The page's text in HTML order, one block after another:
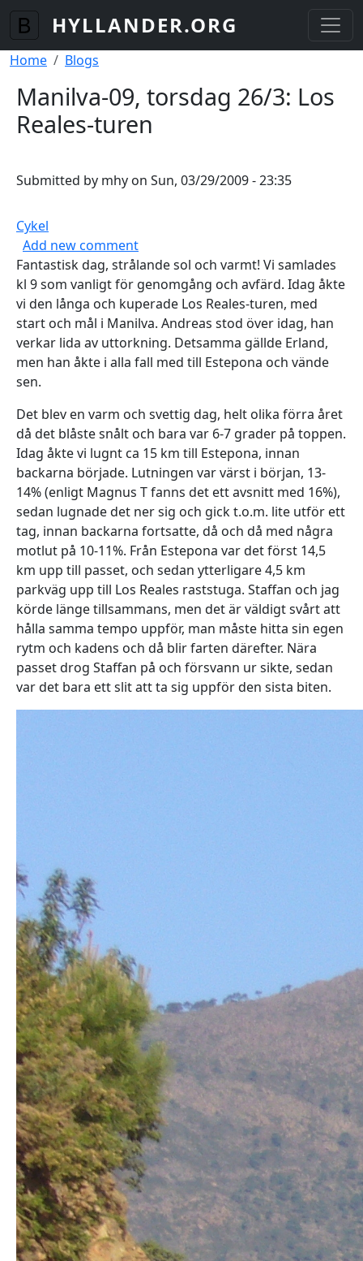
Skip to main content
HYLLANDER.ORG
Breadcrumb
Home Blogs
Manilva-09, torsdag 26/3: Los
Reales-turen
Submitted by mhy on Sun, 03/29/2009 - 23:35
Cykel
Add new comment
Fantastisk dag, strålande sol och varmt! Vi samlades
kl 9 som vanligt för genomgång och avfärd. Idag åkte
vi den långa och kuperade Los Reales-turen, med
start och mål i Manilva. Andreas stod över idag, han
verkar lida av uttorkning. Detsamma gällde Erland,
men han åkte i alla fall med till Estepona och vände
sen.
Det blev en varm och svettig dag, helt olika förra året
då det blåste snålt och bara var 6-7 grader på toppen.
Idag åkte vi lugnt ca 15 km till Estepona, innan
backarna började. Lutningen var värst i början, 13-
14% (enligt Magnus T fanns det ett avsnitt med 16%),
sedan lugnade det ner sig och gick t.o.m. lite utför ett
tag, innan backarna fortsatte, då och då med några
motlut på 10-11%. Från Estepona var det först 14,5
km upp till passet, och sedan ytterligare 4,5 km
parkväg upp till Los Reales raststuga. Staffan och jag
körde länge tillsammans, men det är väldigt svårt att
hålla samma tempo uppför, man måste hitta sin egen
rytm och kadens och då blir farten därefter. Nära
passet drog Staffan på och försvann ur sikte, sedan
var det bara ett slit att ta sig uppför den sista biten.